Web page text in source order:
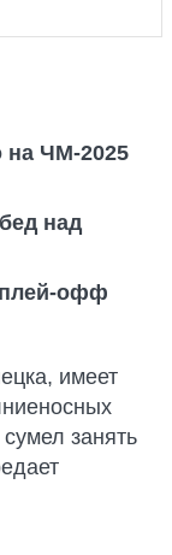
на ЧМ-2025
над
офф
имеет
занять